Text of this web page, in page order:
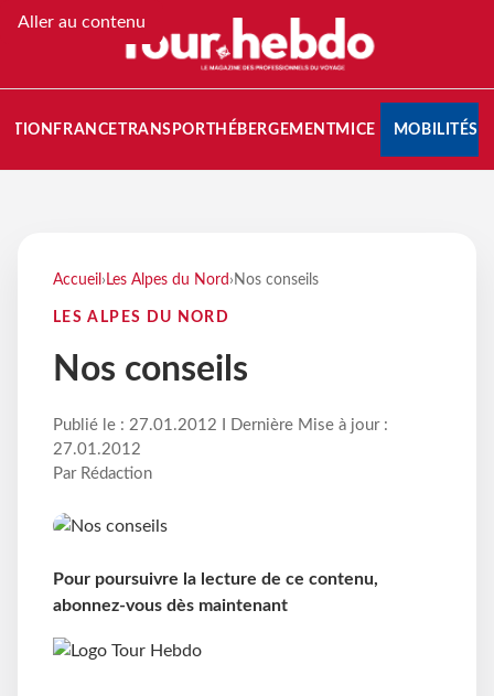
Aller au contenu
FRANCETRANSPORT HÉBERGEMENTMICE MOBILITÉS
Accueil › Les Alpes du Nord › Nos conseils
LES ALPES DU NORD
Nos conseils
Publié le : 27.01.2012 I Dernière Mise à jour :
27.01.2012
Par Rédaction
Pour poursuivre la lecture de ce contenu,
abonnez-vous dès maintenant